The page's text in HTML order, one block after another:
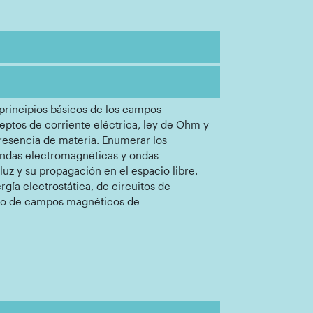
básicos de los campos
de corriente eléctrica, ley de Ohm y
de materia. Enumerar los
electromagnéticas y ondas
y su propagación en el espacio libre.
electrostática, de circuitos de
de campos magnéticos de